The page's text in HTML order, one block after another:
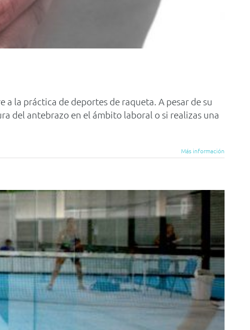
la práctica de deportes de raqueta. A pesar de su
del antebrazo en el ámbito laboral o si realizas una
Más información